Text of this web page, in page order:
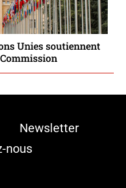
Unies soutiennent
Newsletter
nous